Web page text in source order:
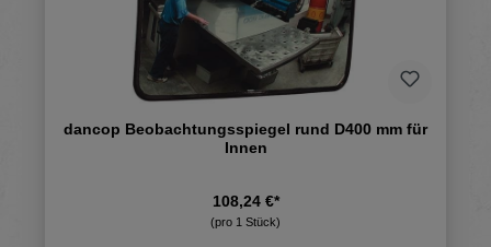
dancop Beobachtungsspiegel rund D400 mm für
Innen
108,24 €*
(pro 1 Stück)